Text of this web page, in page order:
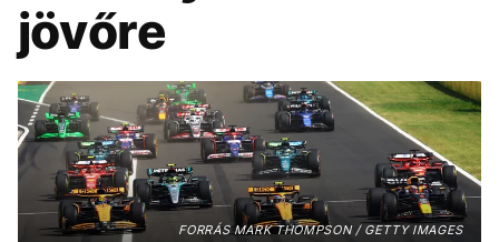
KÖZÉLET
ÉLETMÓD
BESZÉLGETÉSEK ARCOK
VIDEÓ TÖRTÉNETEK
GASZTRO
jövőre
FORRÁS MARK THOMPSON / GETTY IMAGES